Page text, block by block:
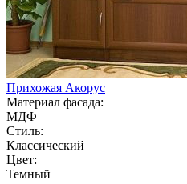
Прихожая Акорус
Материал фасада:
МДФ
Стиль:
Классический
Цвет:
Темный